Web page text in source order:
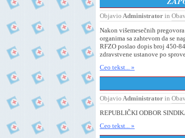
Objavio Administrator in
Nakon višemesečnih
organima sa zahtevom da se
RFZO poslao dopis broj 450-
zdravstvene ustanove po
Ceo tekst... »
Objavio Administrator in
REPUBLIČKI ODBOR
Ceo tekst... »